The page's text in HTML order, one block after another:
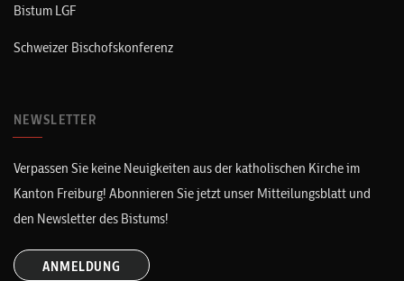
Bistum LGF
Schweizer Bischofskonferenz
NEWSLETTER
Verpassen Sie keine Neuigkeiten aus der katholischen Kirche im
Kanton Freiburg! Abonnieren Sie jetzt unser Mitteilungsblatt und
den Newsletter des Bistums!
ANMELDUNG